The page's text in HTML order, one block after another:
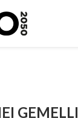
GEMELLI